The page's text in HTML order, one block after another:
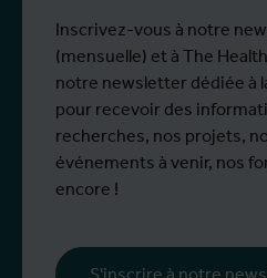
Inscrivez-vous à notre
(mensuelle) et à The
notre newsletter dédiée à
pour recevoir des
recherches, nos projets,
événements à venir, nos
encore !